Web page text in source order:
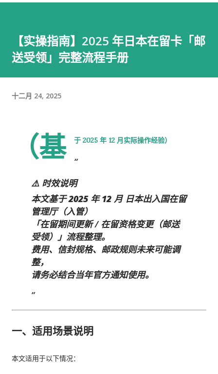
工作人员确认后，很快帮我打开了大门。 进入办公室 进入办公室
后，我向工作人员简单打了招呼： お世話になっております。 随
给工作人员，返还手续就结束了。 实际上并不是。 工作人员告诉
的。 这一点如果第一次办理，很容易忽略。 领取新的入札仕様書
完成返还手续后，工作人员把新的入札仕様書交给了我。 就在这
时，又提醒了我另一件事情。 其实， 資格証明書我之前已经提交
过一次。 因此，我误以为之后领取新的入札仕様書时，就不需要
再携带了。 工作人员告诉我： 資格証明書并不是第一次提交之后
就一直有效，而是每次领取新的入札仕様書时，都需要再次出
示。 由于这是我第一次没有携带，对方这次没有追究，仍然让我
领取了新的入札仕様書。 不过，对方也明确说明： 今后每一次领
取新的入札仕様書，都必须携带資格証明書。 这也成为我以后必
须记住的一项固定流程。 整个过程其实没有想象中困难 在出发之
前，我最担心的是： 门口电话应该怎么说？ 敬语会不会说错？
【实操指南】2025 年日本在留卡「邮
送受领」完整流程手册
十二月 24, 2025
（基 于 2025 年 12 月实际操作经验）
⚠️ 时效说明
本文基于2025 年 12 月日本出入国在留
管理厅（入管）
「在留期间更新 / 在留资格变更（邮送
受领）」流程整理。
费用、信封规格、邮政规则未来可能调
整，
请务必结合当年官方通知使用。
一、适用场景说明
本文适用于以下情况：